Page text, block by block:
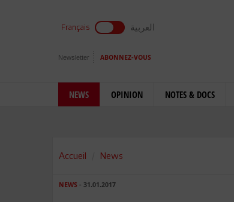
Français العربية
Newsletter ABONNEZ-VOUS
NEWS OPINION NOTES & DOCS
Accueil News
NEWS - 31.01.2017